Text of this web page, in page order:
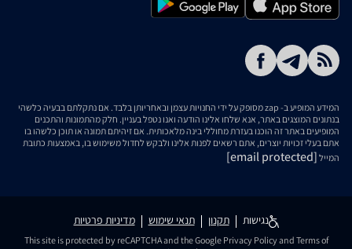
המידע המופיע ב- zap מסופק על ידי החנויות עצמן ובאחריותן בלבד. אם נתקלתם בבעיה כלשהי
בנתונים המוצגים באתר, אנא שלחו אלינו הודעה ואנו נטפל בעניין. חלק מהתמונות והתכנים
המופיעים באתר זה הוכנו בעזרת מחוללי בינה מלאכותית. אם זיהיתם תמונה או תוכן כלשהו בו
אתם בעלי זכויות יוצרים, אתם רשאים לפנות אלינו ולבקש לחדול משימוש בו, באמצעות כתובת
המייל [email protected]
נגישות תקנון תנאי שימוש מדיניות פרטיות
This site is protected by reCAPTCHA and the Google Privacy Policyand Terms of